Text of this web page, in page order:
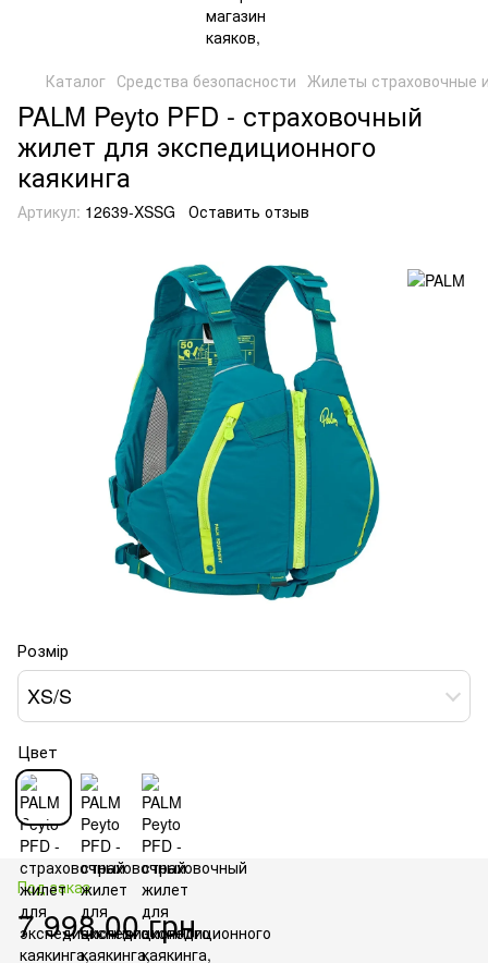
Каталог Средства безопасности Жилеты страховочные
PALM Peyto PFD - страховочный
жилет для экспедиционного
каякинга
Артикул: 12639-XSSG Оставить отзыв
Розмір
XS/S
Цвет
Под заказ
7 998.00 грн